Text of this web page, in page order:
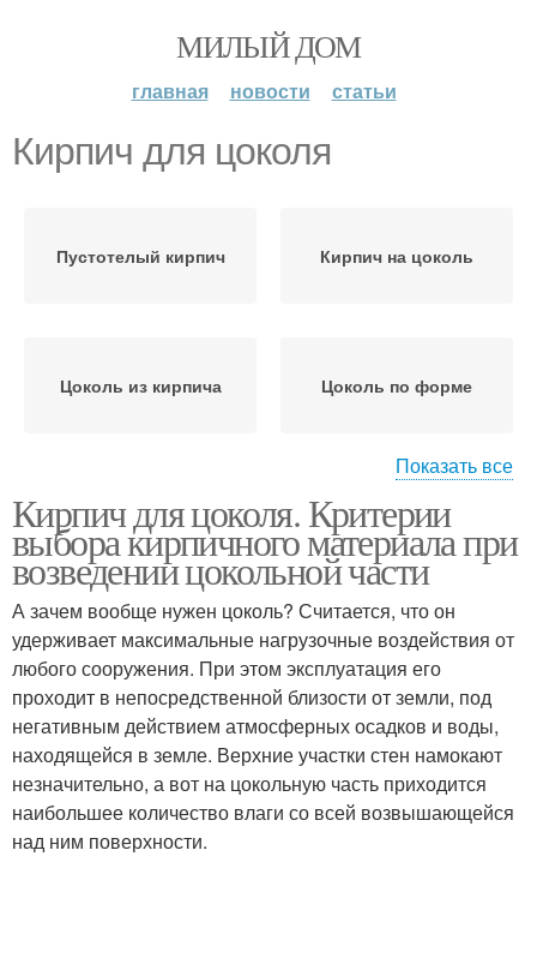
МИЛЫЙ ДОМ
главная новости статьи
Кирпич для цоколя
Пустотелый кирпич Кирпич на цоколь
Цоколь из кирпича Цоколь по форме
Шамотный кирпич Кирпич для облицовки
Силикатный кирпич Глиняный кирпич
Клинкерный кирпич Кирпич на фундамент
Показать все
Кирпич для цоколя. Критерии
выбора кирпичного материала при
возведении цокольной части
А зачем вообще нужен цоколь? Считается, что он
удерживает максимальные нагрузочные воздействия от
любого сооружения. При этом эксплуатация его
проходит в непосредственной близости от земли, под
негативным действием атмосферных осадков и воды,
находящейся в земле. Верхние участки стен намокают
незначительно, а вот на цокольную часть приходится
наибольшее количество влаги со всей возвышающейся
над ним поверхности.